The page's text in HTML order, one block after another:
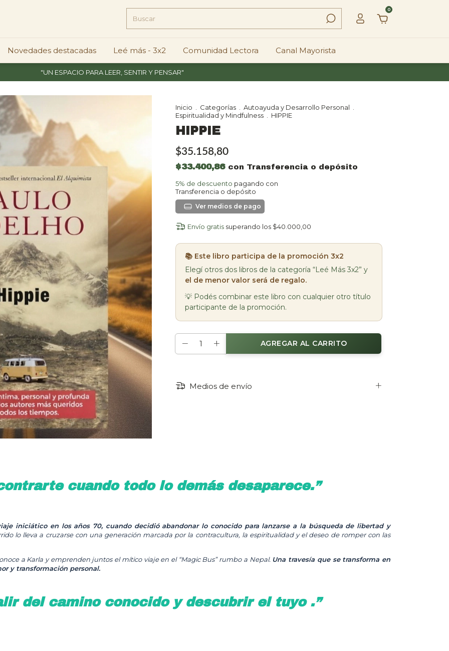
0
Novedades destacadas Leé más - 3x2 Comunidad Lectora Canal Mayorista
"UN ESPACIO PARA LEER, SENTIR Y PENSAR"
Inicio Categorías Autoayuda y Desarrollo Personal
Espiritualidad y Mindfulness
HIPPIE
HIPPIE
$35.158,80
$33.400,86 con Transferencia o depósito
5% de descuento pagando con
Transferencia o depósito
Ver más detalles
Envío gratis superando los $40.000,00
📚 Este libro participa de la promoción 3x2
Elegí otros dos libros de la categoría “Leé Más 3x2” y
el de menor valor será de regalo.
💡 Podés combinar este libro con cualquier otro título
participante de la promoción.
Medios de envío
cuando todo lo demás desaparece.”
iniciático en los años 70, cuando decidió abandonar lo conocido para lanzarse a la búsqueda de libertad y
lo lleva a cruzarse con una generación marcada por la contracultura, la espiritualidad y el deseo de romper con las
a Karla y emprenden juntos el mítico viaje en el “Magic Bus” rumbo a Nepal. Una travesía que se transforma en
y transformación personal.
del camino conocido y descubrir el tuyo .”